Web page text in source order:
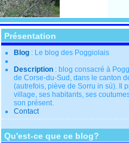
Présentation
Blog : Le blog des Poggiolais
Description : blog consacré à
de Corse-du-Sud, dans le canton
(autrefois, piève de Sorru in sù). Il
village, ses habitants, ses
son présent.
Contact
Qu'est-ce que ce blog?